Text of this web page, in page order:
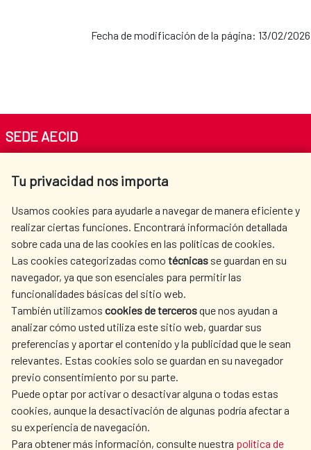
Fecha de modificación de la página: 13/02/2026
Tu privacidad nos importa
Usamos cookies para ayudarle a navegar de manera eficiente y
realizar ciertas funciones. Encontrará información detallada
sobre cada una de las cookies en las políticas de cookies.
Las cookies categorizadas como técnicas se guardan en su
navegador, ya que son esenciales para permitir las
funcionalidades básicas del sitio web.
También utilizamos cookies de tercerosque nos ayudan a
analizar cómo usted utiliza este sitio web, guardar sus
preferencias y aportar el contenido y la publicidad que le sean
relevantes. Estas cookies solo se guardan en su navegador
previo consentimiento por su parte.
Puede optar por activar o desactivar alguna o todas estas
cookies, aunque la desactivación de algunas podría afectar a
su experiencia de navegación.
Para obtener más información, consulte nuestra política de
SEDE AECID
Tel. +34 900 20 30 54​​​​​​​
AECID
OÙ NOUS COOPÉRONS
L'ACTION HUMANITAIRE
ESPAGNOLE
SALLE DE PRESSE
CULTURE ET SCIENCE BIBLIOTHÈQUE
NOS RÉSEAUX SOCIAUX